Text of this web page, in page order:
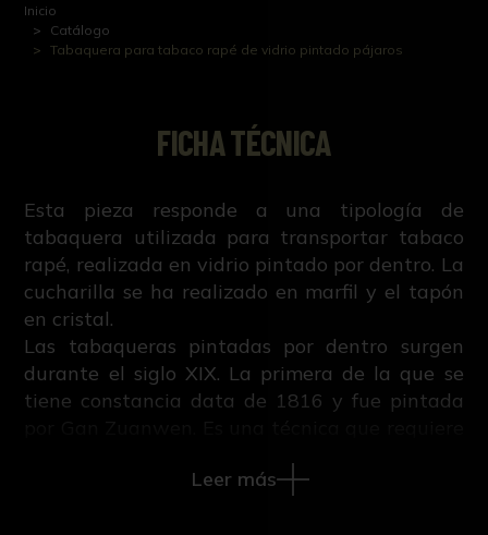
Inicio
Catálogo
Tabaquera para tabaco rapé de vidrio pintado pájaros
FICHA TÉCNICA
Esta pieza responde a una tipología de
tabaquera utilizada para transportar tabaco
rapé, realizada en vidrio pintado por dentro. La
cucharilla se ha realizado en marfil y el tapón
en cristal.
Las tabaqueras pintadas por dentro surgen
durante el siglo XIX. La primera de la que se
tiene constancia data de 1816 y fue pintada
asegurar que la pintura se adhiere a la
Leer más